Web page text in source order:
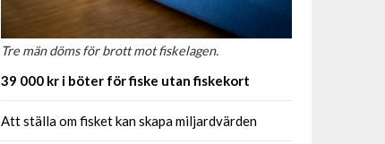
Tre män döms för brott mot fiskelagen.
39 000 kr i böter för fiske utan fiskekort
Att ställa om fisket kan skapa miljardvärden